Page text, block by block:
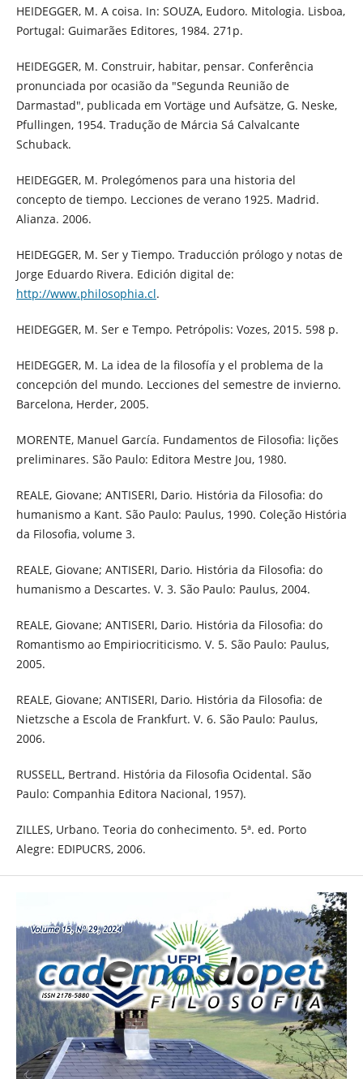
HEIDEGGER, M. A coisa. In: SOUZA, Eudoro. Mitologia. Lisboa,
Portugal: Guimarães Editores, 1984. 271p.
HEIDEGGER, M. Construir, habitar, pensar. Conferência
pronunciada por ocasião da "Segunda Reunião de
Darmastad", publicada em Vortäge und Aufsätze, G. Neske,
Pfullingen, 1954. Tradução de Márcia Sá Calvalcante
Schuback.
HEIDEGGER, M. Prolegómenos para una historia del
concepto de tiempo. Lecciones de verano 1925. Madrid.
Alianza. 2006.
HEIDEGGER, M. Ser y Tiempo. Traducción prólogo y notas de
Jorge Eduardo Rivera. Edición digital de:
http://www.philosophia.cl.
HEIDEGGER, M. Ser e Tempo. Petrópolis: Vozes, 2015. 598 p.
HEIDEGGER, M. La idea de la filosofía y el problema de la
concepción del mundo. Lecciones del semestre de invierno.
Barcelona, Herder, 2005.
MORENTE, Manuel García. Fundamentos de Filosofia: lições
preliminares. São Paulo: Editora Mestre Jou, 1980.
REALE, Giovane; ANTISERI, Dario. História da Filosofia: do
humanismo a Kant. São Paulo: Paulus, 1990. Coleção História
da Filosofia, volume 3.
REALE, Giovane; ANTISERI, Dario. História da Filosofia: do
humanismo a Descartes. V. 3. São Paulo: Paulus, 2004.
REALE, Giovane; ANTISERI, Dario. História da Filosofia: do
Romantismo ao Empiriocriticismo. V. 5. São Paulo: Paulus,
2005.
REALE, Giovane; ANTISERI, Dario. História da Filosofia: de
Nietzsche a Escola de Frankfurt. V. 6. São Paulo: Paulus,
2006.
RUSSELL, Bertrand. História da Filosofia Ocidental. São
Paulo: Companhia Editora Nacional, 1957).
ZILLES, Urbano. Teoria do conhecimento. 5ª. ed. Porto
Alegre: EDIPUCRS, 2006.